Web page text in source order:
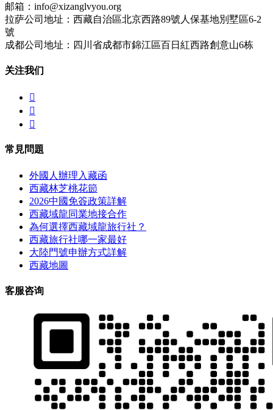
邮箱：info@xizanglvyou.org
拉萨公司地址：西藏自治區北京西路89號人保基地別墅區6-2
號
成都公司地址：四川省成都市錦江區百日紅西路創意山6栋
关注我们



常見問題
外國人辦理入藏函
西藏林芝桃花節
2026中國免簽政策詳解
西藏域龍同業地接合作
為何選擇西藏域龍旅行社？
西藏旅行社哪一家最好
大陸門號申辦方式詳解
西藏地圖
客服咨询